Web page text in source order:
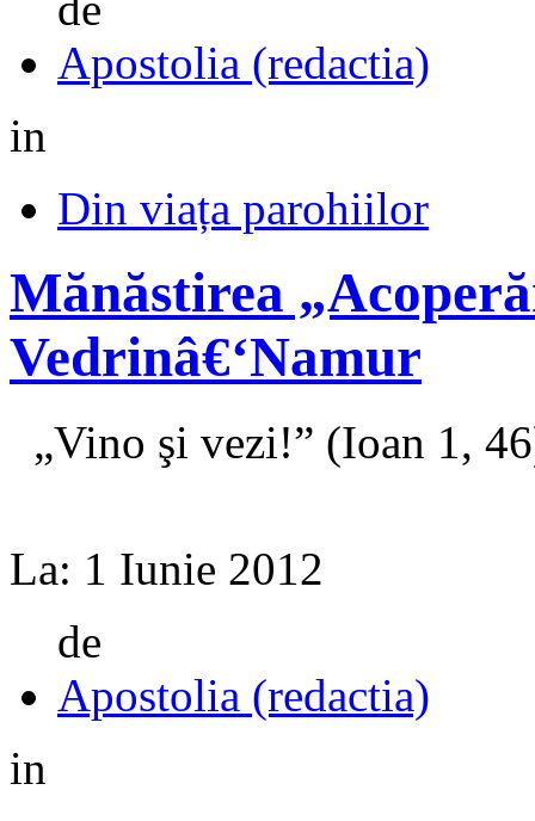
Apostolia (redactia)
in
Din viața parohiilor
Mănăstirea
Vedrinâ€‘Namur
„Vino şi vezi!” (Ioan 1,
La: 1 Iunie 2012
de
Apostolia (redactia)
in